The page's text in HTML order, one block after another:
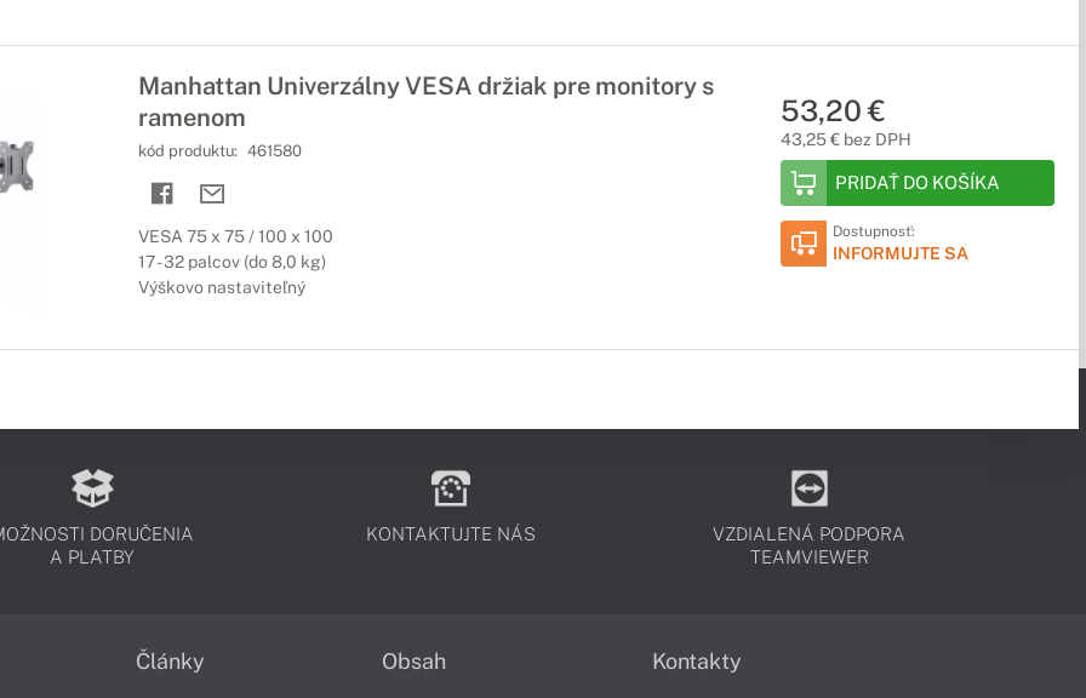
Manhattan Univerzálny VESA držiak pre monitory s
ramenom
kód produktu: 461580
VESA 75 x 75 / 100 x 100
17 - 32 palcov (do 8,0 kg)
Výškovo nastaviteľný
53,20 €
43,25 € bez DPH
PRIDAŤ DO KOŠÍKA
Dostupnosť:
INFORMUJTE SA
DORUČENIA
A PLATBY
KONTAKTUJTE NÁS
VZDIALENÁ PODPORA
TEAMVIEWER
Články Obsah Kontakty